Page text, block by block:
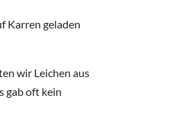
Karren geladen
wir Leichen aus
gab oft kein